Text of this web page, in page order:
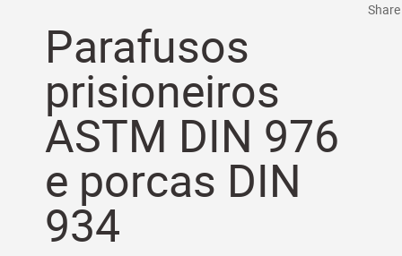
Parafusos
prisioneiros
ASTM DIN 976
e porcas DIN
934
Share